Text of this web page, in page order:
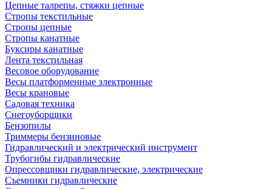
Цепные талрепы, стяжки цепные
Стропы текстильные
Стропы цепные
Стропы канатные
Буксиры канатные
Лента текстильная
Весовое оборудование
Весы платформенные электронные
Весы крановые
Садовая техника
Снегоуборщики
Бензопилы
Триммеры бензиновые
Гидравлический и электрический инструмент
Трубогибы гидравлические
Опрессовщики гидравлические, электрические
Съемники гидравлические